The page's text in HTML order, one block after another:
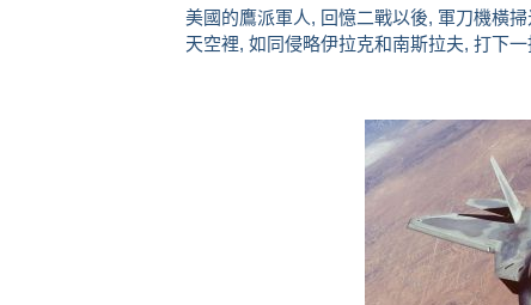
美國的鷹派軍人, 回憶二戰以後, 軍刀機橫
天空裡, 如同侵略伊拉克和南斯拉夫, 打下